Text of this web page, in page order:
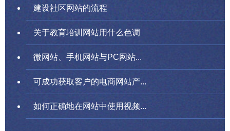
建设社区网站的流程
关于教育培训网站用什么色调
微网站、手机网站与PC网站...
可成功获取客户的电商网站产...
如何正确地在网站中使用视频...